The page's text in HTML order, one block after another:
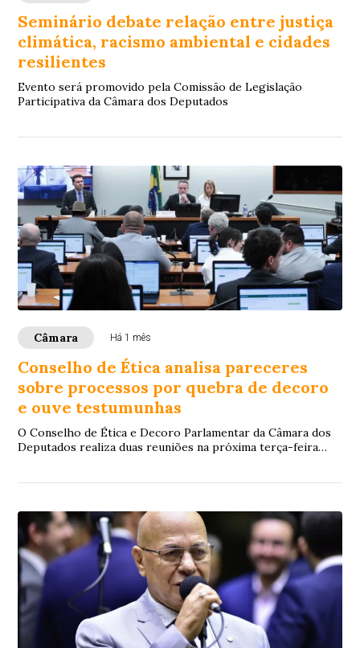
Seminário debate relação entre justiça
climática, racismo ambiental e cidades
resilientes
Evento será promovido pela Comissão de Legislação
Participativa da Câmara dos Deputados
Câmara Há 1 mês
Conselho de Ética analisa pareceres
sobre processos por quebra de decoro
e ouve testumunhas
O Conselho de Ética e Decoro Parlamentar da Câmara dos
Deputados realiza duas reuniões na próxima terça-feira